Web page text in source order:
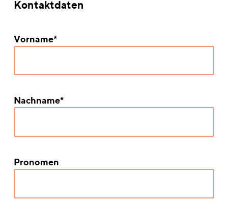
Kontaktdaten
Vorname*
Nachname*
Pronomen